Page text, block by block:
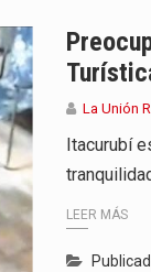
La Unión
Itacurubí
LEER MÁS